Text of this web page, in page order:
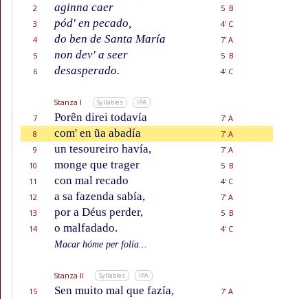
2
aginna caer
5 B
3
pód' en pecado,
4' C
4
do ben de Santa María
7' A
5
non dev' a seer
5 B
6
desasperado. 4' C
Stanza I Syllables IPA
7 Porên direi todavía
7' A
8
com' en ũa abadía
7' A
9
un tesoureiro havía,
7' A
10
monge que trager
5 B
11
con mal recado
4' C
12
a sa fazenda sabía,
7' A
13
por a Déus perder,
5 B
14
o malfadado.
4' C
Macar hóme per folía...
Stanza II Syllables IPA
15 Sen muito mal que fazía,
7' A